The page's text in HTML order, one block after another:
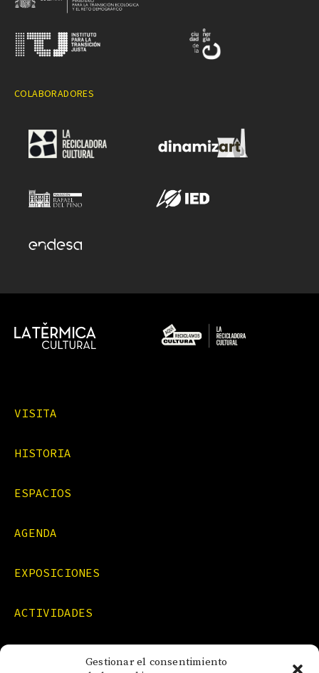
Gestionar el consentimiento
COLABORADORES
VISITA
HISTORIA
ESPACIOS
AGENDA
EXPOSICIONES
ACTIVIDADES